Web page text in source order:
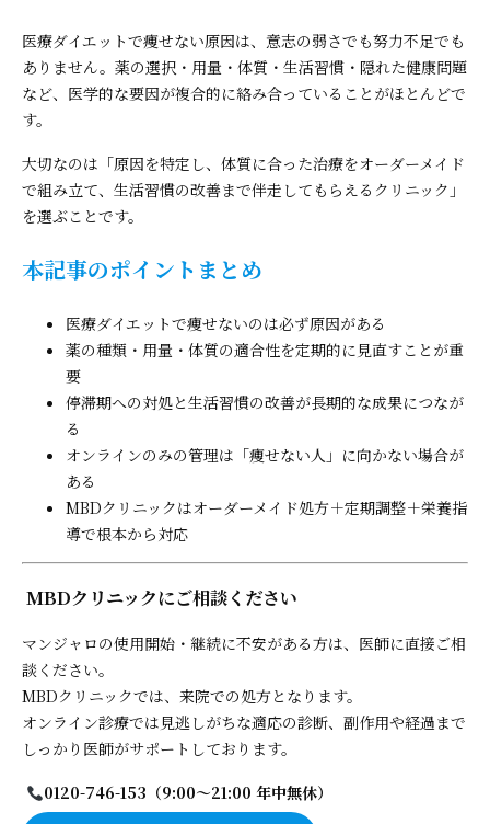
医療ダイエットで痩せない原因は、意志の弱さでも努力不足でも
ありません。薬の選択・用量・体質・生活習慣・隠れた健康問題
など、医学的な要因が複合的に絡み合っていることがほとんどで
す。
大切なのは「原因を特定し、体質に合った治療をオーダーメイド
で組み立て、生活習慣の改善まで伴走してもらえるクリニック」
を選ぶことです。
本記事のポイントまとめ
医療ダイエットで痩せないのは必ず原因がある
薬の種類・用量・体質の適合性を定期的に見直すことが重
要
停滞期への対処と生活習慣の改善が長期的な成果につなが
る
オンラインのみの管理は「痩せない人」に向かない場合が
ある
MBDクリニックはオーダーメイド処方＋定期調整＋栄養指
導で根本から対応
MBDクリニックにご相談ください
マンジャロの使用開始・継続に不安がある方は、医師に直接ご相
談ください。
MBDクリニックでは、来院での処方となります。
オンライン診療では見逃しがちな適応の診断、副作用や経過まで
しっかり医師がサポートしております。
0120-746-153（9:00〜21:00 年中無休）